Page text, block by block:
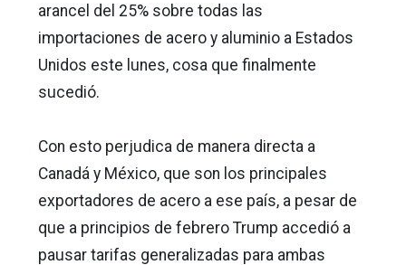
arancel del 25% sobre todas las
importaciones de acero y aluminio a Estados
Unidos este lunes, cosa que finalmente
sucedió.
Con esto perjudica de manera directa a
Canadá y México, que son los principales
exportadores de acero a ese país, a pesar de
que a principios de febrero Trump accedió a
pausar tarifas generalizadas para ambas